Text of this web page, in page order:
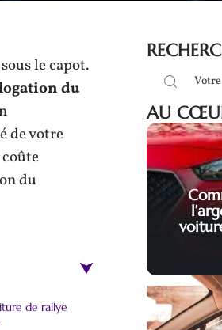
le capot.
du
de votre
du
de rallye
AU